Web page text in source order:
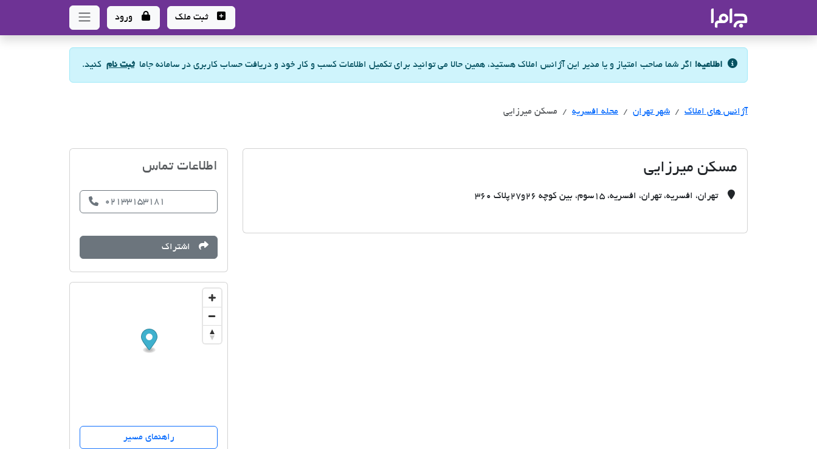
ثبت ملک ورود
اطلاعیه! اگر شما صاحب امتیاز و یا مدیر این آژانس املاک هستید، همین حالا می توانید برای تکمیل اطلاعات کسب و کار خود و دریافت حساب کاربری در سامانه جاماثبت نام کنید.
آژانس های املاک آژانس های املاک
شهر تهران آژانس های املاک
محله افسریه مسکن میرزایی
مسکن میرزایی
تهران، افسریه، تهران، افسریه، 15سوم، بین کوچه 26و27پلاک 360
اطلاعات تماس
02133153181
اشتراک
راهنمای مسیر